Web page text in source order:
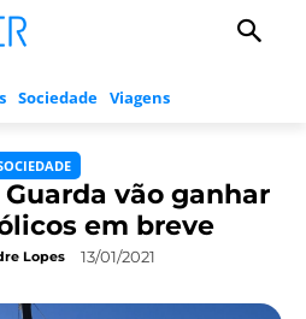
Sociedade Viagens
vão ganhar
em breve
Lopes 13/01/2021